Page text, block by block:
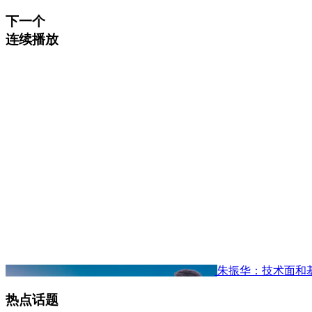
下一个
连续播放
朱振华：技术面和
热点话题